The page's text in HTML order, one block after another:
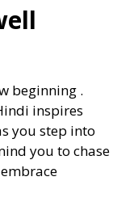
beginning .
inspires
you step into
you to chase